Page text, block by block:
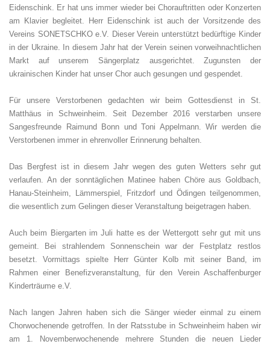
Eidenschink. Er hat uns immer wieder bei Chorauftritten oder Konzerten
am Klavier begleitet. Herr Eidenschink ist auch der Vorsitzende des
Vereins SONETSCHKO e.V. Dieser Verein unterstützt bedürftige Kinder
in der Ukraine. In diesem Jahr hat der Verein seinen vorweihnachtlichen
Markt auf unserem Sängerplatz ausgerichtet. Zugunsten der
ukrainischen Kinder hat unser Chor auch gesungen und gespendet.
Für unsere Verstorbenen gedachten wir beim Gottesdienst in St.
Matthäus in Schweinheim. Seit Dezember 2016 verstarben unsere
Sangesfreunde Raimund Bonn und Toni Appelmann. Wir werden die
Verstorbenen immer in ehrenvoller Erinnerung behalten.
Das Bergfest ist in diesem Jahr wegen des guten Wetters sehr gut
verlaufen. An der sonntäglichen Matinee haben Chöre aus Goldbach,
Hanau-Steinheim, Lämmerspiel, Fritzdorf und Ödingen teilgenommen,
die wesentlich zum Gelingen dieser Veranstaltung beigetragen haben.
Auch beim Biergarten im Juli hatte es der Wettergott sehr gut mit uns
gemeint. Bei strahlendem Sonnenschein war der Festplatz restlos
besetzt. Vormittags spielte Herr Günter Kolb mit seiner Band, im
Rahmen einer Benefizveranstaltung, für den Verein Aschaffenburger
Kinderträume e.V.
Nach langen Jahren haben sich die Sänger wieder einmal zu einem
Chorwochenende getroffen. In der Ratsstube in Schweinheim haben wir
am 1. Novemberwochenende mehrere Stunden die neuen Lieder